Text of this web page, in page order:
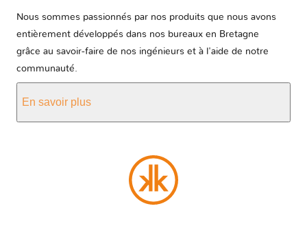
Nous sommes passionnés par nos produits que nous avons
entièrement développés dans nos bureaux en Bretagne
grâce au savoir-faire de nos ingénieurs et à l'aide de notre
communauté.
En savoir plus